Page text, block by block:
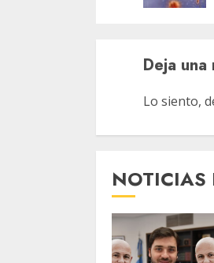
Deja
Lo siento,
NOTICIAS